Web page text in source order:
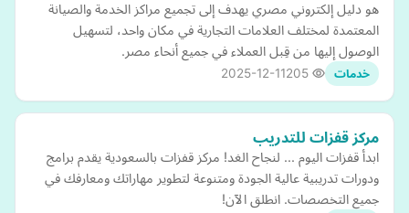
هو دليل إلكتروني مصري يهدف إلى تجميع مراكز الخدمة والصيانة
المعتمدة لمختلف العلامات التجارية في مكان واحد، لتسهيل
الوصول إليها من قِبل العملاء في جميع أنحاء مصر.
خدمات 2025-12-11
مركز قفزات للتدريب
ابدأ قفزات اليوم ... لنجاح الغد! مركز قفزات بالسعودية يقدم برامج
ودورات تدريبية عالية الجودة ومتنوعة لتطوير مهاراتك ومعارفك في
جميع التخصصات. انطلق الآن!